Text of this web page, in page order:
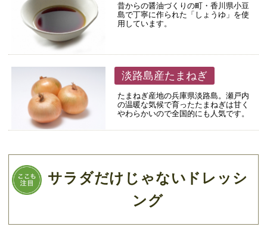
昔からの醤油づくりの町・香川県小豆
島で丁寧に作られた「しょうゆ」を使
用しています。
淡路島産たまねぎ
たまねぎ産地の兵庫県淡路島。瀬戸内
の温暖な気候で育ったたまねぎは甘く
やわらかいので全国的にも人気です。
サラダだけじゃないドレッシ
ング